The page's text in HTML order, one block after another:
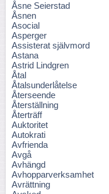
Åsne Seierstad
Åsnen
Asocial
Asperger
Assisterat självmord
Astana
Astrid Lindgren
Åtal
Åtalsunderlåtelse
Återseende
Återställning
Återträff
Auktoritet
Autokrati
Avfrienda
Avgå
Avhängd
Avhopparverksamhet
Avrättning